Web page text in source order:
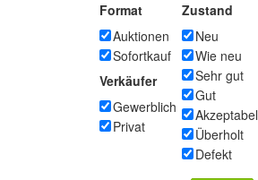
Format
Auktionen
Sofortkauf
Verkäufer
Gewerblich
Privat
Zustand
Neu
Wie neu
Sehr gut
Gut
Akzeptabel
Überholt
Defekt